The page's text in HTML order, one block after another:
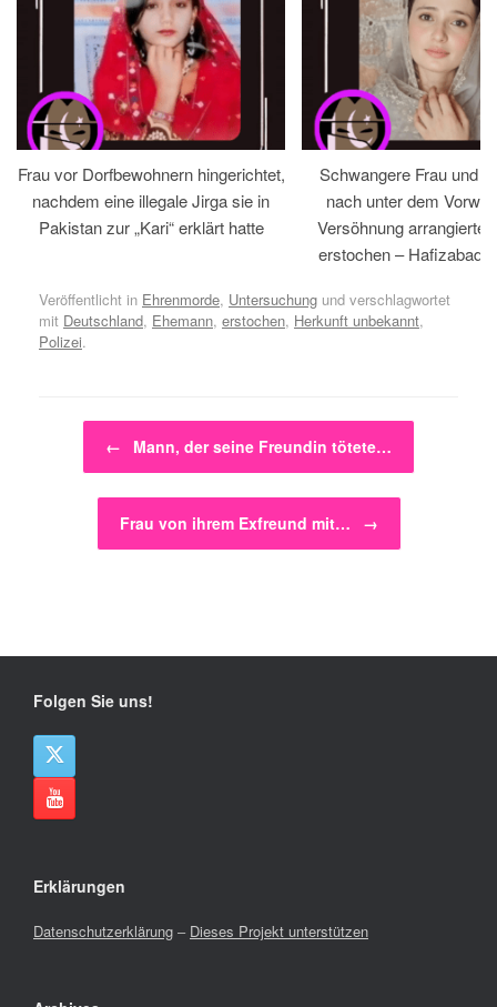
Frau vor Dorfbewohnern hingerichtet,
nachdem eine illegale Jirga sie in
Pakistan zur „Kari“ erklärt hatte
Schwangere Frau und
nach unter dem
Versöhnung
erstochen – Hafizabad,
Veröffentlicht in Ehrenmorde, Untersuchung und verschlagwortet
mit Deutschland, Ehemann, erstochen, Herkunft unbekannt,
Polizei.
Beitragsnavigation
← Mann, der seine Freundin tötete…
Frau von ihrem Exfreund mit… →
Folgen Sie uns!
Erklärungen
Datenschutzerklärung – Dieses Projekt unterstützen